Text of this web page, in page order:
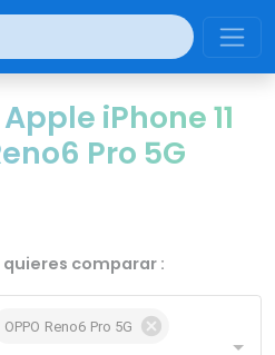
iPhone 11
Pro 5G
comparar :
OPPO Reno6 Pro 5G